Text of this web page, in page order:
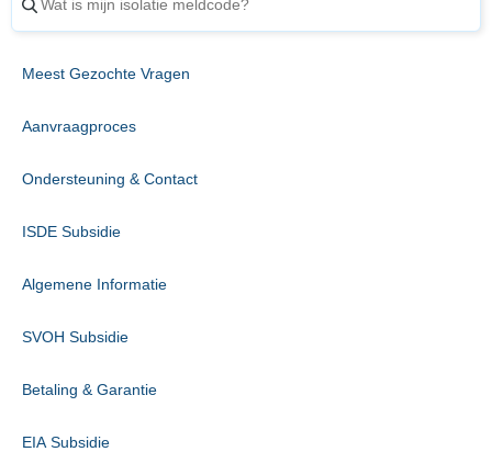
Meest Gezochte Vragen
Aanvraagproces
Ondersteuning & Contact
ISDE Subsidie
Algemene Informatie
SVOH Subsidie
Betaling & Garantie
EIA Subsidie